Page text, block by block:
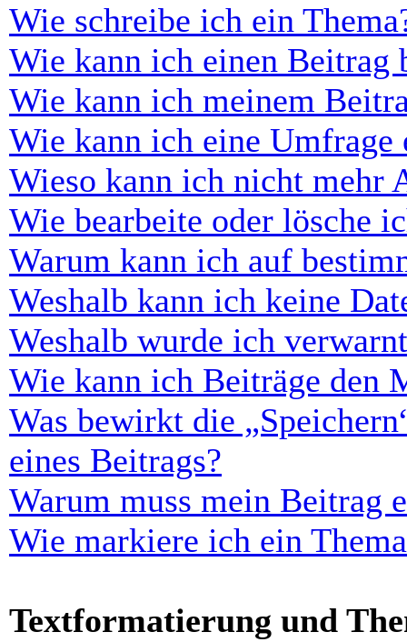
Wie schreibe ich ein
Wie kann ich einen Beitrag
Wie kann ich meinem
Wie kann ich eine Umfrage
Wieso kann ich nicht mehr
Wie bearbeite oder lösche
Warum kann ich auf
Weshalb kann ich keine
Weshalb wurde ich
Wie kann ich Beiträge den
Was bewirkt die
eines Beitrags?
Warum muss mein Beitrag
Wie markiere ich ein
Textformatierung und